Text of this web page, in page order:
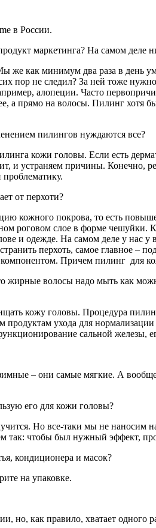
в России.
маркетинга? На самом деле
же как минимум два раза в день
пор не следил? За ней тоже
алопеции. Часто
прямо на волосы. Пилинг хотя
пилингов нуждаются все?
кожи головы. Если есть
и устраняем причины. Конечно,
от перхоти?
кожного покрова, то есть
роговом слое в форме чешуйки.
и одежде. На самом деле у нас у
перхоть, самое главное –
Причем пилинг для
жирные волосы надо мыть как
кожу головы. Процедура
ухода для
сальной железы,
– они самые мягкие. А
его для кожи головы?
Но все-таки мы не наносим
так: чтобы был нужный эффект,
кондиционера и масок?
на упаковке.
но, как правило, хватает одного